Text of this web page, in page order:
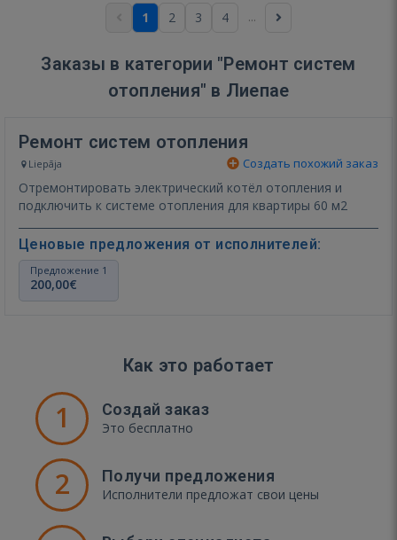
1 2 3 4 ...
Заказы в категории "Ремонт систем
отопления" в Лиепае
Ремонт систем отопления
Liepāja Создать похожий заказ
Отремонтировать электрический котёл отопления и
подключить к системе отопления для квартиры 60 м2
Ценовые предложения от исполнителей:
Предложение 1
200,00€
Как это работает
1 Создай заказ
Это бесплатно
2 Получи предложения
Исполнители предложат свои цены